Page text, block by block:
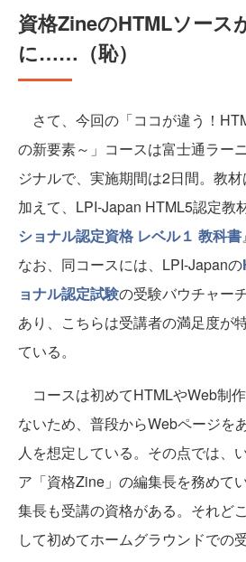
資格ZineのHTMLソース
に……（恥）
さて、今回の「ココが違う！
の新要素～」コースは富士通ラー
ジナルで、実施期間は2日間。教
加えて、LPI-Japan HTML5認定教
ショナル認定資格 レベル１ 教科書
なお、同コースには、LPI-Japanの
ョナル認定試験の受験バウチャー
あり、こちらは受講者の満足度が
ている。
コースは初めてHTMLやWeb制
ないため、普段からWebページを
人を想定している。その点では、
ア「資格Zine」の編集長を務めて
集長も受講の資格がある。それど
して初めてホームグラウンドでの